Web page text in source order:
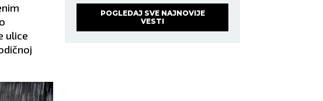
ulice
POGLEDAJ SVE NAJNOVIJE
VESTI